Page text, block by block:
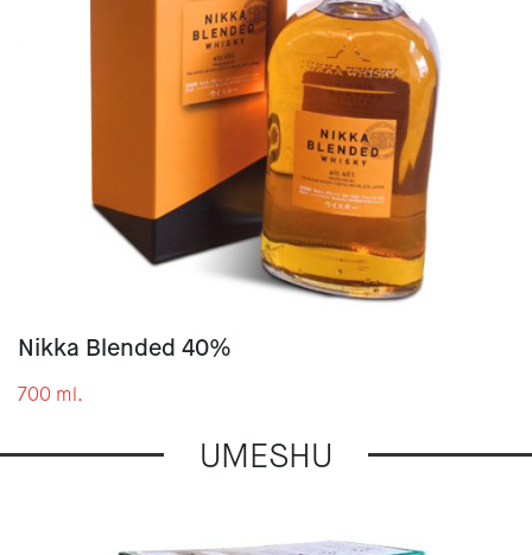
Nikka Blended 40%
700 ml.
UMESHU